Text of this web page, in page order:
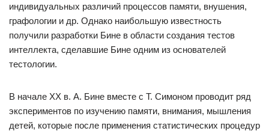
индивидуальных различий процессов памяти, внушения,
графологии и др. Однако наибольшую известность
получили разработки Бине в области создания тестов
интеллекта, сделавшие Бине одним из основателей
тестологии.
В начале XX в. А. Бине вместе с Т. Симоном проводит ряд
экспериментов по изучению памяти, внимания, мышления
детей, которые после применения статистических процедур